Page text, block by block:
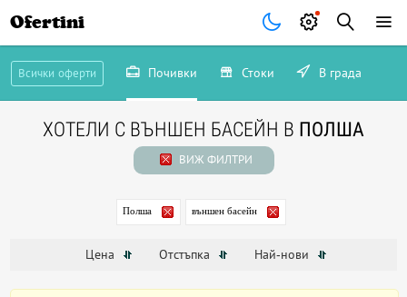
Ofertini
Всички оферти Почивки Стоки В града
ХОТЕЛИ С ВЪНШЕН БАСЕЙН В ПОЛША
ВИЖ ФИЛТРИ
Полша външен басейн
Цена Отстъпка Най-нови